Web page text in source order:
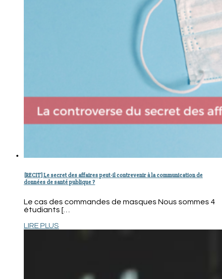
[RECIT] Le secret des affaires peut-il contrevenir à la communication de
données de santé publique ?
Le cas des commandes de masques Nous sommes 4
étudiants […
LIRE PLUS